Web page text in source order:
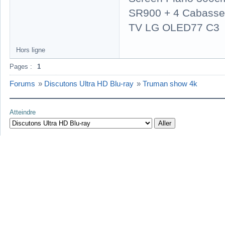
SR900 + 4
TV LG OLED77 C3
Hors ligne
Pages : 1
Forums » Discutons Ultra HD Blu-ray » Truman show 4k
Atteindre